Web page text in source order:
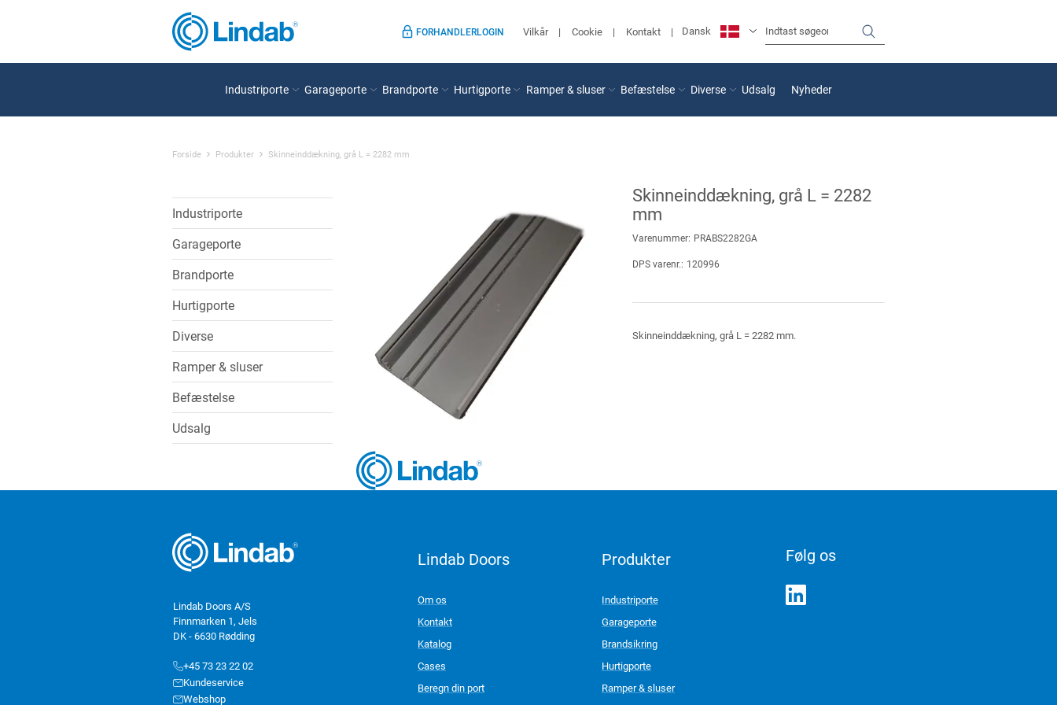
FORHANDLERLOGIN Vilkår Cookie Kontakt Dansk
Industriporte Garageporte Brandporte Hurtigporte Ramper & sluser Befæstelse Diverse Udsalg Nyheder
Forside Produkter Skinneinddækning, grå L = 2282 mm
Industriporte
Garageporte
Brandporte
Hurtigporte
Diverse
Ramper & sluser
Befæstelse
Udsalg
Skinneinddækning, grå L = 2282
mm
Varenummer: PRABS2282GA
DPS varenr.: 120996
Skinneinddækning, grå L = 2282 mm.
Lindab Doors A/S
Finnmarken 1, Jels
DK - 6630 Rødding
+45 73 23 22 02
Kundeservice
Webshop
Lindab Doors
Om os
Kontakt
Katalog
Cases
Beregn din port
Produkter
Industriporte
Garageporte
Brandsikring
Hurtigporte
Ramper & sluser
Følg os